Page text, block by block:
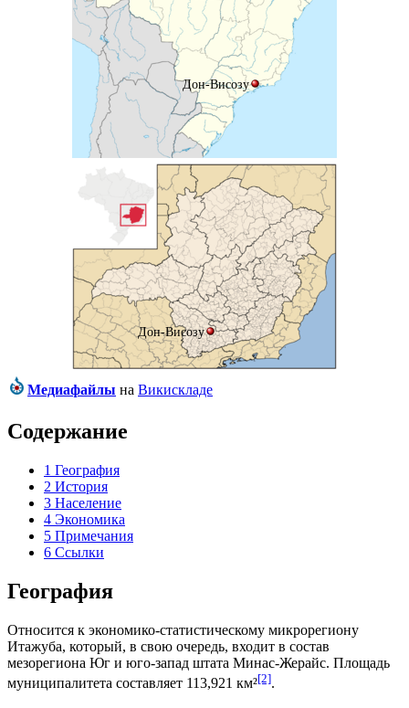
Дон-Висозу
Дон-Висозу
Медиафайлы на Викискладе
Содержание
1 География
2 История
3 Население
4 Экономика
5 Примечания
6 Ссылки
География
Относится к экономико-статистическому микрорегиону
Итажуба, который, в свою очередь, входит в состав
мезорегиона Юг и юго-запад штата Минас-Жерайс. Площадь
муниципалитета составляет 113,921 км²[2].